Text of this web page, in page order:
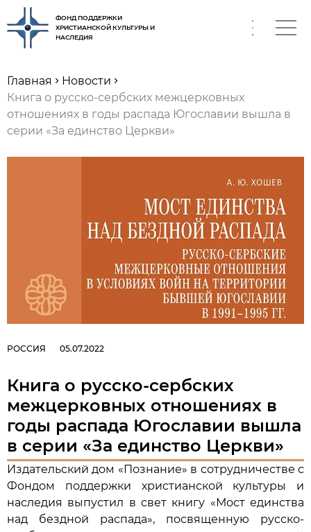
ФОНД ПОДДЕРЖКИ
ХРИСТИАНСКОЙ КУЛЬТУРЫ И
НАСЛЕДИЯ
Главная
Новости
Книга о русско-сербских межцерковных
отношениях в годы распада Югославии вышла в
серии «За единство Церкви»
РОССИЯ 05.07.2022
Книга о русско-сербских
межцерковных отношениях в
годы распада Югославии вышла
в серии «За единство Церкви»
Издательский дом «Познание» в сотрудничестве с
Фондом поддержки христианской культуры и
наследия выпустил в свет книгу «Мост единства
над бездной распада», посвященную русско-